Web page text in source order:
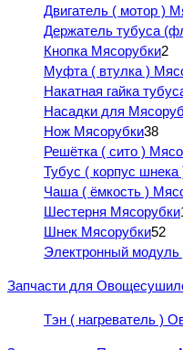
Двигатель ( мотор )
Держатель тубуса
Кнопка Мясорубки2
Муфта ( втулка )
Накатная гайка
Насадки для
Нож Мясорубки38
Решётка ( сито )
Тубус ( корпус
Чаша ( ёмкость )
Шестерня Мясорубки
Шнек Мясорубки52
Электронный
Запчасти для
Тэн ( нагреватель )